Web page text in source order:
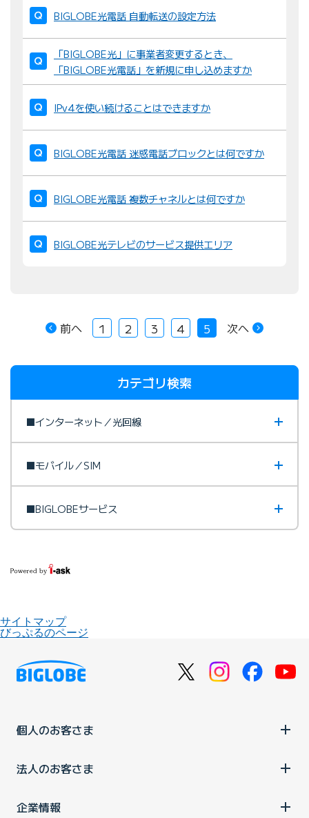
BIGLOBE光電話 自動転送の設定方法
「BIGLOBE光」に事業者変更するとき、
「BIGLOBE光電話」を新規に申し込めますか
IPv4を使い続けることはできますか
BIGLOBE光電話 迷惑電話ブロックとは何ですか
BIGLOBE光電話 複数チャネルとは何ですか
BIGLOBE光テレビのサービス提供エリア
前へ 1 2 3 4 5 次へ
カテゴリ検索
■インターネット／光回線
■モバイル／SIM
■BIGLOBEサービス
サイトマップ
びっぷるのページ
個人のお客さま
法人のお客さま
企業情報